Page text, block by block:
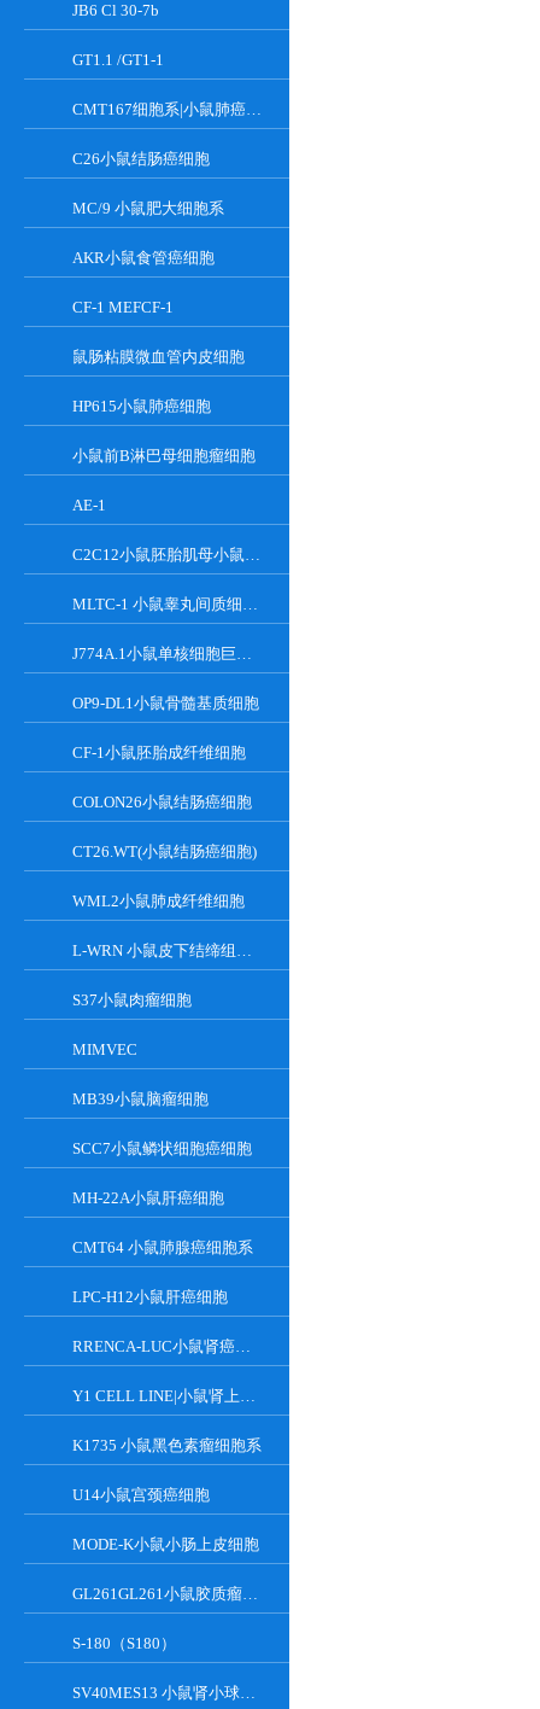
JB6 Cl 30-7b
GT1.1 /GT1-1
CMT167细胞系|小鼠肺癌细胞
C26小鼠结肠癌细胞
MC/9 小鼠肥大细胞系
AKR小鼠食管癌细胞
CF-1 MEFCF-1
鼠肠粘膜微血管内皮细胞
HP615小鼠肺癌细胞
小鼠前B淋巴母细胞瘤细胞
AE-1
C2C12小鼠胚胎肌母小鼠胚胎肌母细胞
MLTC-1 小鼠睾丸间质细胞瘤细胞系
J774A.1小鼠单核细胞巨噬细胞
OP9-DL1小鼠骨髓基质细胞
CF-1小鼠胚胎成纤维细胞
COLON26小鼠结肠癌细胞
CT26.WT(小鼠结肠癌细胞)
WML2小鼠肺成纤维细胞
L-WRN 小鼠皮下结缔组织细胞系
S37小鼠肉瘤细胞
MIMVEC
MB39小鼠脑瘤细胞
SCC7小鼠鳞状细胞癌细胞
MH-22A小鼠肝癌细胞
CMT64 小鼠肺腺癌细胞系
LPC-H12小鼠肝癌细胞
RRENCA-LUC小鼠肾癌细胞LUC转染株
Y1 CELL LINE|小鼠肾上腺皮质瘤细胞
K1735 小鼠黑色素瘤细胞系
U14小鼠宫颈癌细胞
MODE-K小鼠小肠上皮细胞
GL261GL261小鼠胶质瘤细胞
S-180（S180）
SV40MES13 小鼠肾小球系膜细胞